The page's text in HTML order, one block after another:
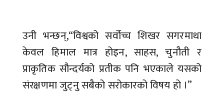
उनी भन्छन्,“विश्वको सर्वोच्च शिखर सगरमाथा
केवल हिमाल मात्र होइन, साहस, चुनौती र
प्राकृतिक सौन्दर्यको प्रतीक पनि भएकाले यसको
संरक्षणमा जुट्नु सबैको सरोकारको विषय हो ।”